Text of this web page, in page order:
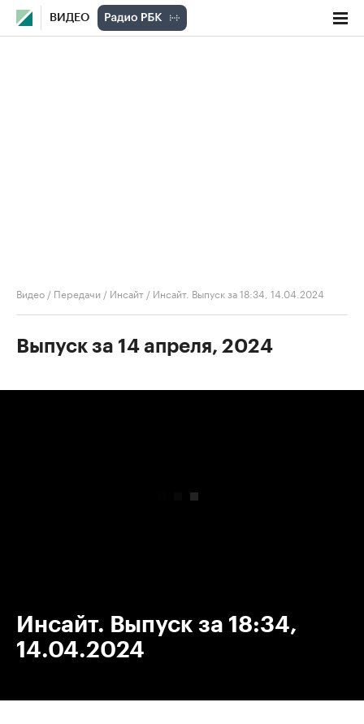
ВИДЕО
Видео / Передачи / Инсайт / Инсайт. Выпуск за 18:34, 14.04.2024
Выпуск за 14 апреля, 2024
Инсайт. Выпуск за 18:34,
14.04.2024